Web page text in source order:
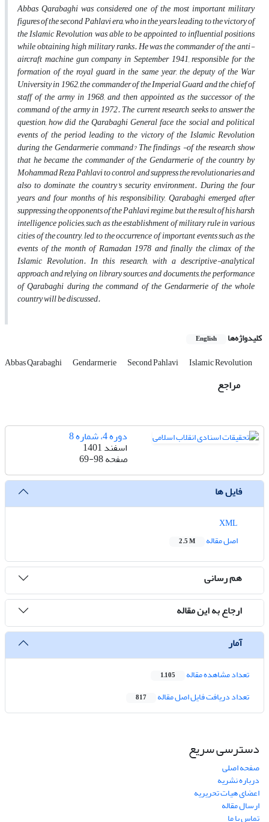
Abbas Qarabaghi was considered one of the most important military
figures of the second Pahlavi era, who in the years leading to the victory of
the Islamic Revolution was able to be appointed to influential positions
while obtaining high military ranks. He was the commander of the anti-
aircraft machine gun company in September 1941, responsible for the
formation of the royal guard in the same year, the deputy of the War
University in 1962, the commander of the Imperial Guard and the chief of
staff of the army in 1968, and then appointed as the successor of the
command of the army in 1972. The current research seeks to answer the
question, how did the Qarabaghi General face the social and political
events of the period leading to the victory of the Islamic Revolution
during the Gendarmerie command? The findings -of the research show
that he became the commander of the Gendarmerie of the country by
Mohammad Reza Pahlavi to control and suppress the revolutionaries and
also to dominate the country's security environment. During the four
years and four months of his responsibility, Qarabaghi emerged after
suppressing the opponents of the Pahlavi regime, but the result of his harsh
intelligence policies, such as the establishment of military rule in various
cities of the country, led to the occurrence of important events such as the
events of the month of Ramadan 1978 and finally the climax of the
Islamic Revolution. In this research, with a descriptive-analytical
approach and relying on library sources and documents, the performance
of Qarabaghi during the command of the Gendarmerie of the whole
country will be discussed.
کلیدواژه‌ها English
Abbas Qarabaghi Gendarmerie Second Pahlavi Islamic Revolution
مراجع
دوره 4، شماره 8
اسفند 1401
صفحه69-98
فایل ها
اصل مقاله
2.5 M
هم رسانی
ارجاع به این مقاله
آمار
تعداد مشاهده مقاله 1,105
تعداد دریافت فایل اصل مقاله 817
دسترسی سریع
صفحه اصلی
درباره نشریه
اعضای هیات تحریریه
ارسال مقاله
تماس با ما